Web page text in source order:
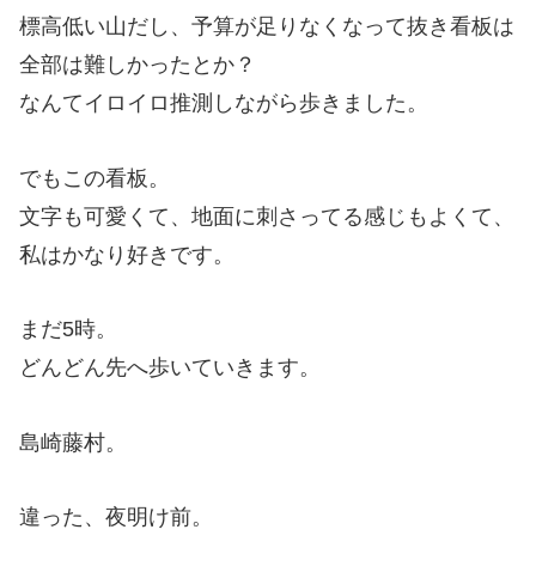
標高低い山だし、予算が足りなくなって抜き看板は
全部は難しかったとか？
なんてイロイロ推測しながら歩きました。
でもこの看板。
文字も可愛くて、地面に刺さってる感じもよくて、
私はかなり好きです。
まだ5時。
どんどん先へ歩いていきます。
島崎藤村。
違った、夜明け前。